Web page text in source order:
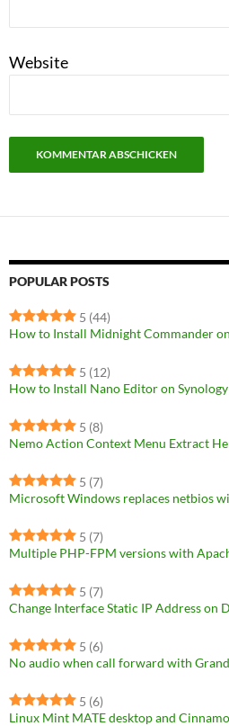
Website
POPULAR POSTS
5 (44)
How to Install Midnight Commander
5 (12)
How to Install Nano Editor on
5 (8)
Nemo Action Context Menu Extract
5 (7)
Microsoft Windows replaces netbios
5 (7)
Multiple PHP-FPM versions with
5 (7)
Change Interface Static IP Address on
5 (6)
No audio when call forward with
5 (6)
Linux Mint MATE desktop and